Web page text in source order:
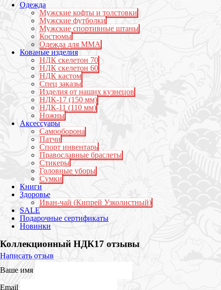
Одежда
Мужские кофты и толстовки
Мужские футболки
Мужские спортивные штаны
Костюмы
Одежда для ММА
Кованые изделия
НДК скелетон 70
НДК скелетон 60
НДК кастом
Спец заказы
Изделия от наших кузнецов
НДК-17 (150 мм)
НДК-11 (110 мм)
Ножны
Аксессуары
Самооборона
Патчи
Спорт инвентарь
Православные браслеты
Стикеры
Головные уборы
Сумки
Книги
Здоровье
Иван-чай (Кипрей Узколистный)
SALE
Подарочные сертификаты
Новинки
Коллекционный НДК17 отзывы
Написать отзыв
Ваше имя
Email